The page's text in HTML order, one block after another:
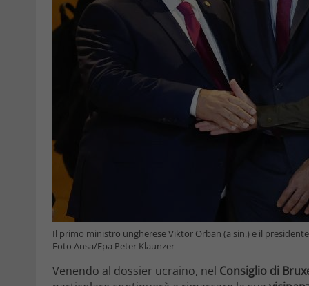
Il primo ministro ungherese Viktor Orban (a sin.) e il
Foto Ansa/Epa Peter Klaunzer
Venendo al dossier ucraino, nel Consiglio di